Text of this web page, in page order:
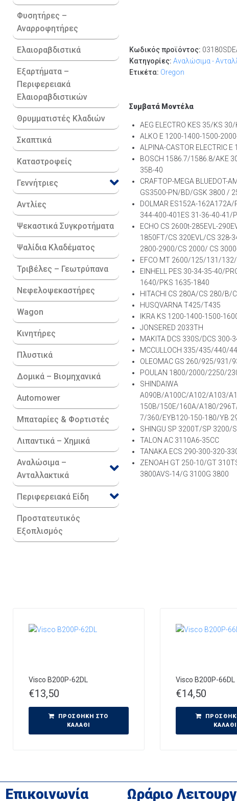
Φυσητήρες –
Αναρροφητήρες
Ελαιοραβδιστικά
Εξαρτήματα –
Περιφερειακά
Ελαιοραβδιστικών
Θρυμματιστές Κλαδιών
Σκαπτικά
Καταστροφείς
Γεννήτριες
Αντλίες
Ψεκαστικά Συγκροτήματα
Ψαλίδια Κλαδέματος
Τριβέλες – Γεωτρύπανα
Νεφελοψεκαστήρες
Wagon
Κινητήρες
Πλυστικά
Δομικά – Βιομηχανικά
Automower
Μπαταρίες & Φορτιστές
Λιπαντικά – Χημικά
Αναλώσιμα –
Ανταλλακτικά
Περιφερειακά Είδη​
Προστατευτικός
Εξοπλισμός
Κωδικός προϊόντος:
Κατηγορίες:Αναλώσιμα -
Ετικέτα: Oregon
Συμβατά Μοντέλα
AEG ELECTRO KES 35/KS 30/
ALKO E 1200-1400-1500-
ALPINA-CASTOR ELECTRIC
BOSCH 1586.7/1586.8/AKE
35B-40
CRAFTOP-MEGA
GS3500-PN/BD/GSK 3800 /
DOLMAR ES152A-
344-400-401ES 31-36-40-
ECHO CS 2600t-285EVL-
1850FT/CS 320EVL/CS 328-
2800-2900/CS 2000/ CS
EFCO MT 2600/125/131/
EINHELL PES 30-34-35-40/
1640/PKS 1635-1840
HITACHI CS 280A/CS 280/B/
HUSQVARNA T425/T435
IKRA KS 1200-1400-1500-
JONSERED 2033TH
MAKITA DCS 330S/DCS
MCCULLOCH 335/435/440/
OLEOMAC GS 260/925/931/
POULAN 1800/2000/2250/
SHINDAIWA
A090B/A100C/A102/A103/
150B/150E/160A/A180/
7/360/EYB120-150-180/YB
SHINGU SP 3200T/SP 3200/
TALON AC 3110A6-35CC
TANAKA ECS 290-300-320-
ZENOAH GT 250-10/GT
3800AVS-14/G 3100G 3800
Visco B200P-62DL
€13,50
ΠΡΟΣΘΉΚΗ ΣΤΟ
ΚΑΛΆΘΙ
Visco B200P-66DL
€14,50
ΚΑΛΆΘΙ
Επικοινωνία Ωράριο